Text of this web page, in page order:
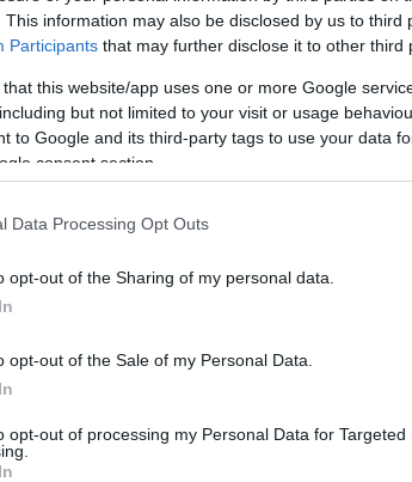
This information may also be disclosed by us to third
Participants that may further disclose it to other third
that this website/app uses one or more Google
but not limited to your visit or usage
to Google and its third-party tags to use your data
consent section.
Data Processing Opt Outs
opt-out of the Sharing of my personal data.
opt-out of the Sale of my Personal Data.
opt-out of processing my Personal Data for Targeted
à un
une tranquillité d’esprit, car je savais
des frais d’environ 1 %, le gestionnaire a
les charges. Cependant, j’ai réalisé que
lorsque je me suis senti en désaccord sur la